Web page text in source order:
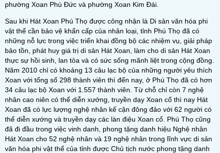
phường Xoan Phù Đức và phường Xoan Kim Đái.
Sau khi Hát Xoan Phú Thọ được công nhận là Di sản văn hóa phi
vật thể cần bảo vệ khẩn cấp của nhân loại, tỉnh Phú Thọ đã có
những nỗ lực trong việc triển khai đồng bộ các nhiệm vụ, giải pháp
bảo tồn, phát huy giá trị di sản Hát Xoan, làm cho di sản Hát Xoan
thực sự hồi sinh, lan tỏa và có sức sống mãnh liệt trong cộng đồng.
Năm 2010 chỉ có khoảng 13 câu lạc bộ của những người yêu thích
Xoan với tổng số 298 thành viên thì đến nay, ở Phú Thọ đã có hơn
34 câu lạc bộ Xoan với 1.557 thành viên. Từ chỗ chỉ còn 7 nghệ
nhân cao niên có thể diễn xướng, truyền dạy Xoan cổ thì nay Hát
Xoan đã có lực lượng nghệ nhân kế cận đông đảo với 62 người có
thể diễn xướng và truyền dạy các làn điệu Xoan cổ. Phú Thọ cũng
đã đi đầu trong việc vinh danh, phong tặng danh hiệu Nghệ nhân
Hát Xoan cho 52 nghệ nhân và 19 nghệ nhân trong lĩnh vực di sản
văn hóa phi vật thể của tỉnh được Chủ tịch nước phong tặng danh